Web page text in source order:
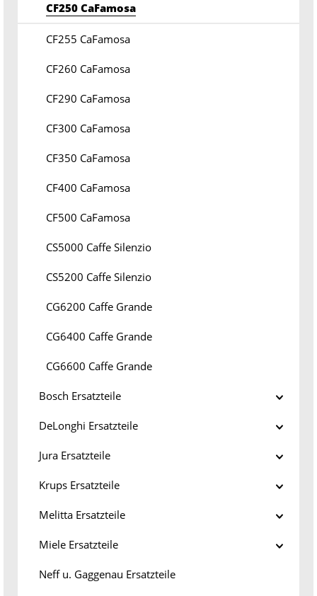
CF250 CaFamosa
CF255 CaFamosa
CF260 CaFamosa
CF290 CaFamosa
CF300 CaFamosa
CF350 CaFamosa
CF400 CaFamosa
CF500 CaFamosa
CS5000 Caffe Silenzio
CS5200 Caffe Silenzio
CG6200 Caffe Grande
CG6400 Caffe Grande
CG6600 Caffe Grande
Bosch Ersatzteile
DeLonghi Ersatzteile
Jura Ersatzteile
Krups Ersatzteile
Melitta Ersatzteile
Miele Ersatzteile
Neff u. Gaggenau Ersatzteile